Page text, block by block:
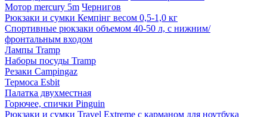
Мотор mercury 5m Чернигов
Рюкзаки и сумки Кемпінг весом 0,5-1,0 кг
Спортивные рюкзаки объемом 40-50 л, с нижним/
фронтальным входом
Лампы Tramp
Наборы посуды Tramp
Резаки Campingaz
Термоса Esbit
Палатка двухместная
Горючее, спички Pinguin
Рюкзаки и сумки Travel Extreme с карманом для ноутбука